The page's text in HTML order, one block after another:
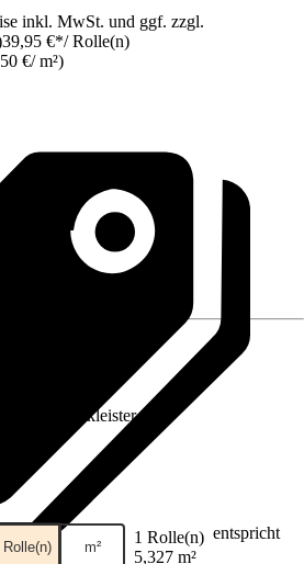
inkl. MwSt. und ggf. zzgl.
39,95 €*/ Rolle(n)
€/ m²)
Vliestapetenkleister
Rolle(n) m² 1 Rolle(n) entspricht
5,327 m²